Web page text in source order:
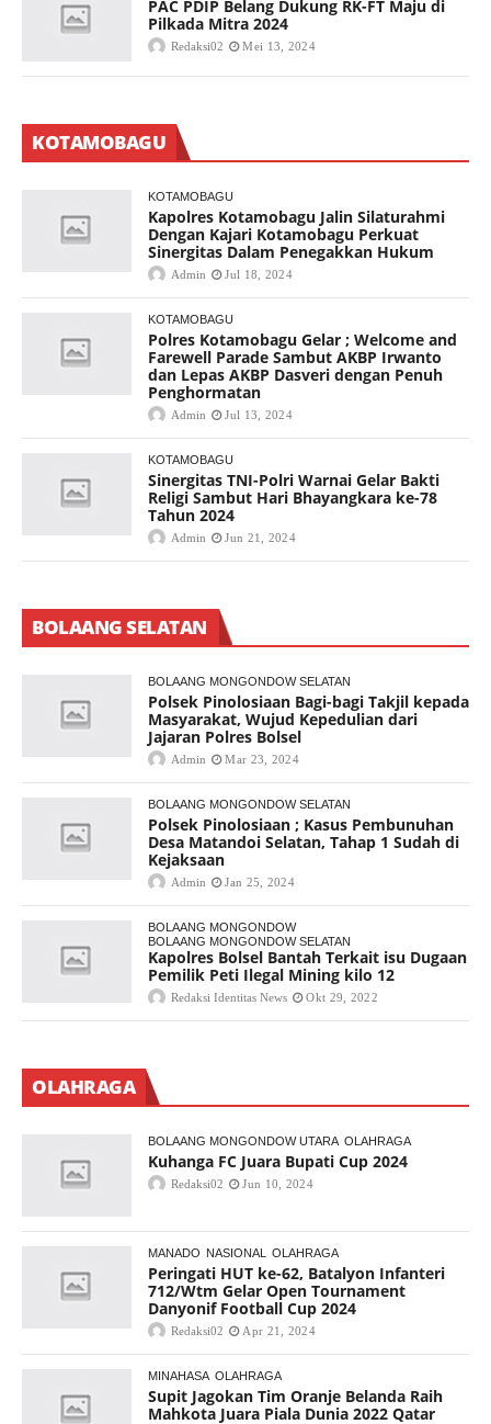
PAC PDIP Belang Dukung RK-FT Maju di
Pilkada Mitra 2024
Redaksi02 Mei 13, 2024
KOTAMOBAGU
KOTAMOBAGU
Kapolres Kotamobagu Jalin Silaturahmi
Dengan Kajari Kotamobagu Perkuat
Sinergitas Dalam Penegakkan Hukum
Admin Jul 18, 2024
KOTAMOBAGU
Polres Kotamobagu Gelar ; Welcome and
Farewell Parade Sambut AKBP Irwanto
dan Lepas AKBP Dasveri dengan Penuh
Penghormatan
Admin Jul 13, 2024
KOTAMOBAGU
Sinergitas TNI-Polri Warnai Gelar Bakti
Religi Sambut Hari Bhayangkara ke-78
Tahun 2024
Admin Jun 21, 2024
BOLAANG SELATAN
BOLAANG MONGONDOW SELATAN
Polsek Pinolosiaan Bagi-bagi Takjil kepada
Masyarakat, Wujud Kepedulian dari
Jajaran Polres Bolsel
Admin Mar 23, 2024
BOLAANG MONGONDOW SELATAN
Polsek Pinolosiaan ; Kasus Pembunuhan
Desa Matandoi Selatan, Tahap 1 Sudah di
Kejaksaan
Admin Jan 25, 2024
BOLAANG MONGONDOW
BOLAANG MONGONDOW SELATAN
Kapolres Bolsel Bantah Terkait isu Dugaan
Pemilik Peti Ilegal Mining kilo 12
Redaksi Identitas News Okt 29, 2022
OLAHRAGA
BOLAANG MONGONDOW UTARA OLAHRAGA
Kuhanga FC Juara Bupati Cup 2024
Redaksi02 Jun 10, 2024
MANADO NASIONAL OLAHRAGA
Peringati HUT ke-62, Batalyon Infanteri
712/Wtm Gelar Open Tournament
Danyonif Football Cup 2024
Redaksi02 Apr 21, 2024
MINAHASA OLAHRAGA
Supit Jagokan Tim Oranje Belanda Raih
Mahkota Juara Piala Dunia 2022 Qatar